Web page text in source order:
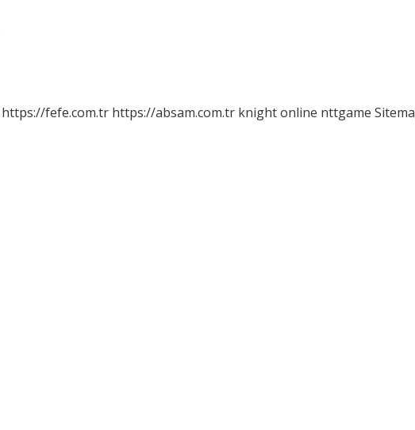
https://fefe.com.tr https://absam.com.tr knight online nttgame